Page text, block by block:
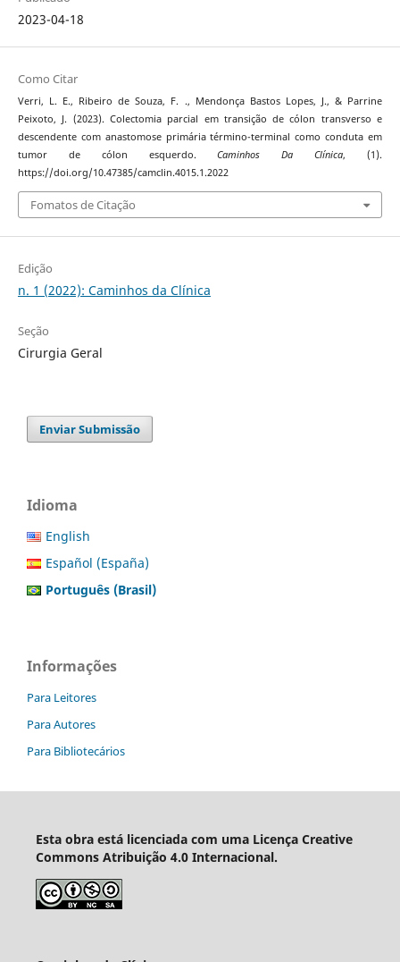
2023-04-18
Como Citar
Verri, L. E., Ribeiro de Souza, F. ., Mendonça Bastos Lopes, J., & Parrine
Peixoto, J. (2023). Colectomia parcial em transição de cólon transverso e
descendente com anastomose primária término-terminal como conduta em
tumor de cólon esquerdo.Caminhos Da Clínica, (1).
https://doi.org/10.47385/camclin.4015.1.2022
Fomatos de Citação
Edição
n. 1 (2022): Caminhos da Clínica
Seção
Cirurgia Geral
Enviar Submissão
Idioma
English
Español (España)
Português (Brasil)
Informações
Para Leitores
Para Autores
Para Bibliotecários
Esta obra está licenciada com uma Licença Creative
Commons Atribuição 4.0 Internacional.